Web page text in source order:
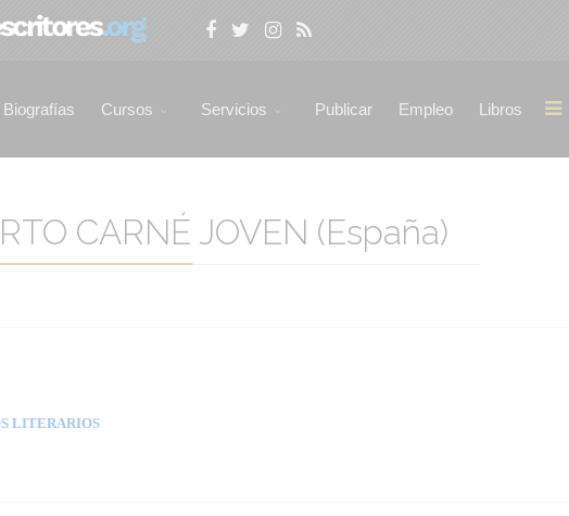
Biografías Cursos Servicios Publicar Empleo Libros
CARNÉ JOVEN (España)
LITERARIOS